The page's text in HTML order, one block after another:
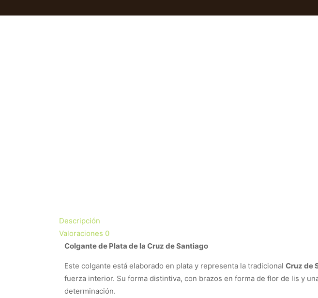
Descripción
Valoraciones 0
Colgante de Plata de la Cruz de Santiago
Este colgante está elaborado en plata y representa la tradicional Cruz de
fuerza interior. Su forma distintiva, con brazos en forma de flor de lis y
determinación.